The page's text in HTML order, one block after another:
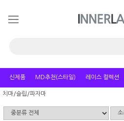
신제품 MD추천(스타일) 레이스 컬렉션
치마/슬립/파자마